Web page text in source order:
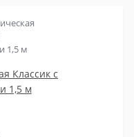
Классик с
1,5 м